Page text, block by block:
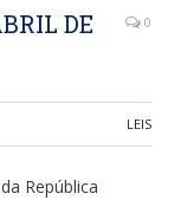
DE
0
LEIS
República